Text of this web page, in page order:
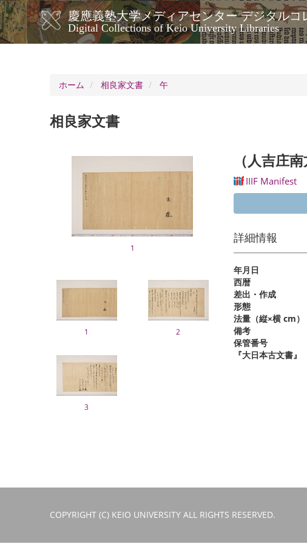
メ
イ
ン
コ
慶應義塾大学メディアセンター デジタルコ
Digital Collections of Keio University Libraries
メ
イ
ビ
ー
シ
ホーム
相良家文書 午
相良家文書
1
1 2
3
（人吉庄
IIIF Manifest
詳細情報
年月日
西暦
差出・作成
形態
法量（縦×横 cm）
備考
保管番号
『大日本古文書』
COPYRIGHT (C) KEIO UNIVERSITY ALL RIGHTS RESERVED.